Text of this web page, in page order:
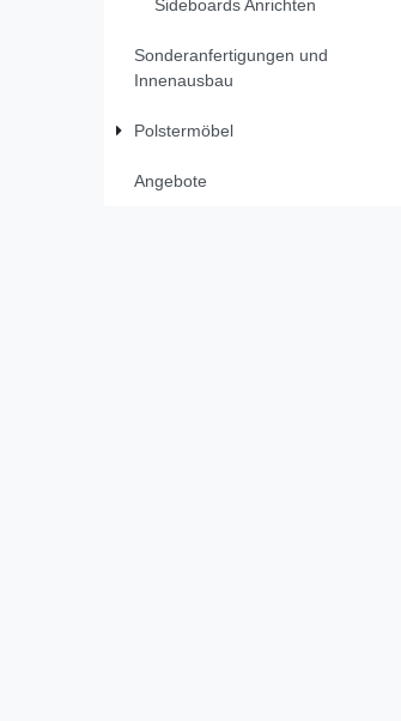
Sideboards Anrichten
Sonderanfertigungen und
Innenausbau
Polstermöbel
Angebote